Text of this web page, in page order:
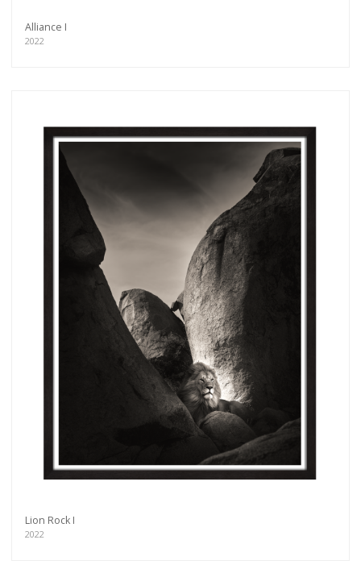
Alliance I
2022
Lion Rock I
2022